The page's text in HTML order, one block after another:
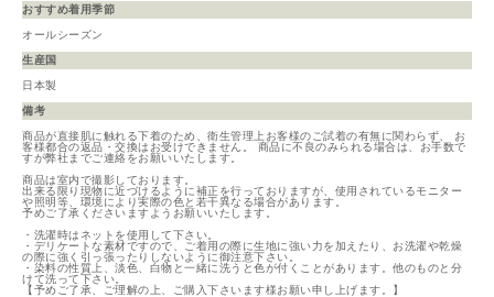
おすすめ着用季節
オールシーズン
生産国
日本製
備考
商品が直接肌に触れる下着のため、衛生管理上お客様のご試着の有無に関わらず、 お
客様都合の返品・交換はお受けできません。 商品に不良のみられる場合は、お手数で
すが弊社までご連絡をお願いいたします。
商品は室内で撮影しております。
出来る限り現物に近づけるように補正を行っておりますが、使用されているモニター
や照明等、環境により実際の色と若干異なる場合があります。
予めご了承くださいますようお願いいたします。
・洗濯時はネットを使用して下さい。
・デリケートな素材ですので、ご着用の際に生地に強い力を加えたり、お洗濯や乾燥
の際に強く引っ張ったりしないように御注意下さい。
・染料の性質上、淡色、白物と一緒に洗うと色が付くことがあります。他のものと分
けて洗って下さい。
【予めご了承、ご理解の上、ご購入下さいます様お願い申し上げます。】